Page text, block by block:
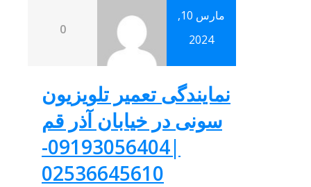
مارس 10,
2024
0
نمایندگی تعمیر تلویزیون
سونی در خیابان آذر قم
|09193056404-
02536645610